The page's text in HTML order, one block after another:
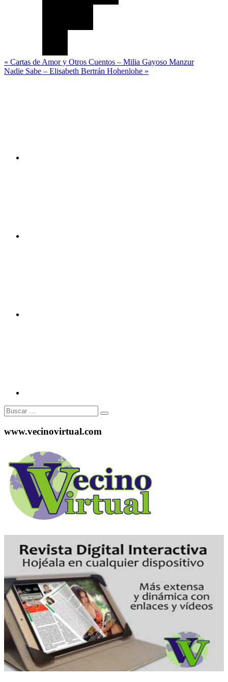
Navegación
de
« Cartas de Amor y Otros Cuentos – Milia Gayoso Manzur
Nadie Sabe – Elisabeth Bertrán Hohenlohe »
Buscar:
www.vecinovirtual.com